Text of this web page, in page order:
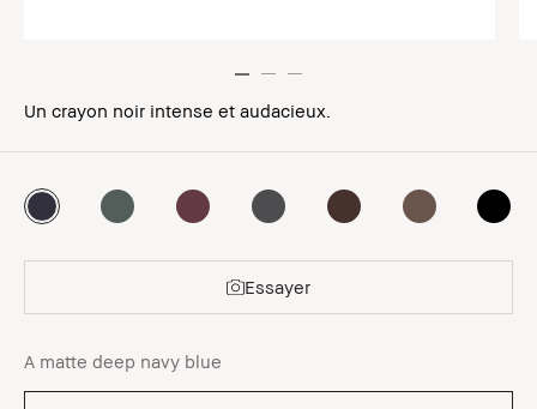
Un crayon noir intense et audacieux.
Essayer
A matte deep navy blue